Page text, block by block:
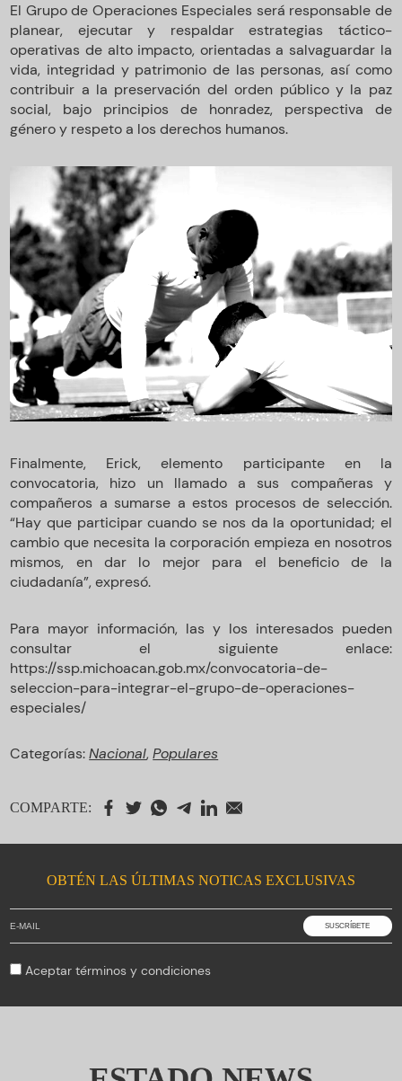
El Grupo de Operaciones Especiales será responsable de
planear, ejecutar y respaldar estrategias táctico-
operativas de alto impacto, orientadas a salvaguardar la
vida, integridad y patrimonio de las personas, así como
contribuir a la preservación del orden público y la paz
social, bajo principios de honradez, perspectiva de
género y respeto a los derechos humanos.
Finalmente, Erick, elemento participante en la
convocatoria, hizo un llamado a sus compañeras y
compañeros a sumarse a estos procesos de selección.
“Hay que participar cuando se nos da la oportunidad; el
cambio que necesita la corporación empieza en nosotros
mismos, en dar lo mejor para el beneficio de la
ciudadanía”, expresó.
Para mayor información, las y los interesados pueden
consultar el siguiente enlace:
https://ssp.michoacan.gob.mx/convocatoria-de-
seleccion-para-integrar-el-grupo-de-operaciones-
especiales/
Categorías:Nacional,Populares
COMPARTE:
OBTÉN LAS ÚLTIMAS NOTICAS EXCLUSIVAS
Aceptartérminos y condiciones